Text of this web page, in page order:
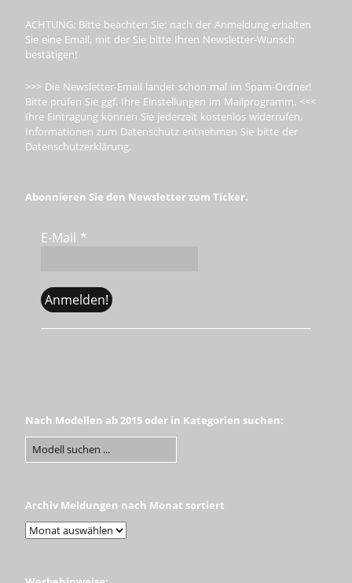
ACHTUNG: Bitte beachten Sie: nach der Anmeldung erhalten
Sie eine Email, mit der Sie bitte Ihren Newsletter-Wunsch
bestätigen!
>>> Die Newsletter-Email landet schon mal im Spam-Ordner!
Bitte prüfen Sie ggf. Ihre Einstellungen im Mailprogramm. <<<
Ihre Eintragung können Sie jederzeit kostenlos widerrufen.
Informationen zum Datenschutz entnehmen Sie bitte der
Datenschutzerklärung.
Abonnieren Sie den Newsletter zum Ticker.
E-Mail *
Nach Modellen ab 2015 oder in Kategorien suchen:
Archiv Meldungen nach Monat sortiert